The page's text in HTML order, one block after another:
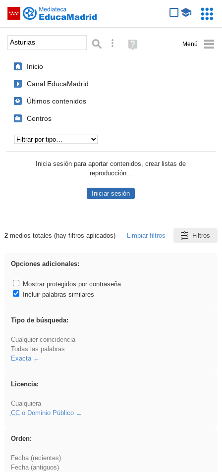
Saltar navegación
Palabra o frase: Búsqueda avanzada
Ayuda
(en
Inicio
Canal EducaMadrid
Últimos contenidos
Centros
Inicia sesión para aportar contenidos, crear listas de
reproducción...
Iniciar sesión
Resultados de: Asturias
2medios totales (hay filtros aplicados) Limpiar filtros Filtros
Opciones adicionales:
Mostrar protegidos por contraseña
Incluir palabras similares
Tipo de búsqueda:
Cualquier coincidencia
Todas las palabras
Exacta
Licencia:
Cualquiera
CCo Dominio Público
Orden:
Fecha (recientes)
Fecha (antiguos)